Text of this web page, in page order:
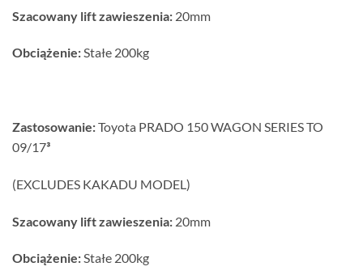
Szacowany lift zawieszenia: 20mm
Obciążenie:Stałe 200kg
Zastosowanie:Toyota PRADO 150 WAGON SERIES TO
09/17³
(EXCLUDES KAKADU MODEL)
Szacowany lift zawieszenia: 20mm
Obciążenie:Stałe 200kg